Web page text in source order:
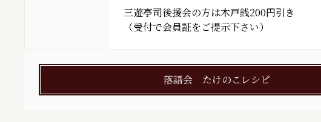
三遊亭司後援会の方は木戸銭200円引き
（受付で会員証をご提示下さい）
落語会 たけのこレシピ